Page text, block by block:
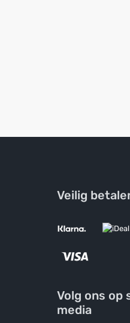
Veilig
Volg ons op
media